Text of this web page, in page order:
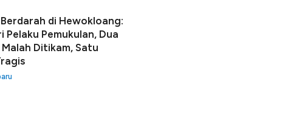
di Hewokloang:
Pelaku Pemukulan, Dua
Malah Ditikam, Satu